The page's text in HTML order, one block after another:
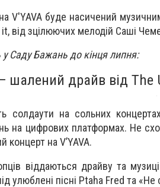
V'YAVA буде насичений
від зцілюючих мелодій Саші
у Саду Бажань до кінця липня:
шалений драйв від The
солдаути на сольних
на цифрових платформах. Не
концерт на V’YAVA.
віддаються драйву та
улюблені пісні Ptaha Fred та «Не